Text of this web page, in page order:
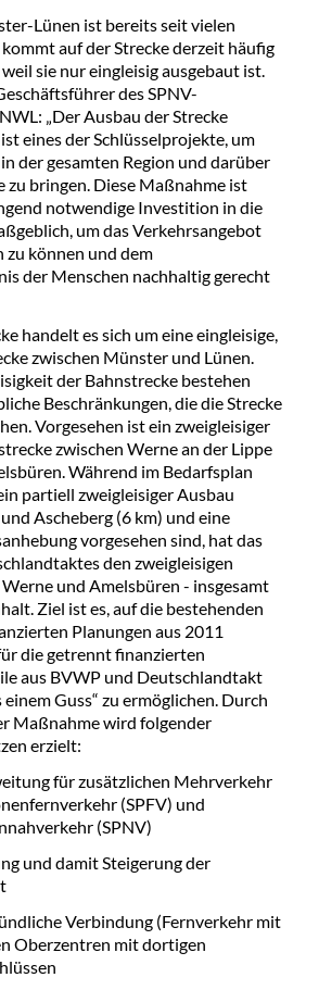
Lünen ist bereits seit vielen
kommt auf der Strecke derzeit häufig
sie nur eingleisig ausgebaut ist.
des SPNV-
„Der Ausbau der Strecke
eines der Schlüsselprojekte, um
der gesamten Region und darüber
zu bringen. Diese Maßnahme ist
notwendige Investition in die
um das Verkehrsangebot
können und dem
der Menschen nachhaltig gerecht
handelt es sich um eine eingleisige,
zwischen Münster und Lünen.
der Bahnstrecke bestehen
Beschränkungen, die die Strecke
Vorgesehen ist ein zweigleisiger
zwischen Werne an der Lippe
Während im Bedarfsplan
partiell zweigleisiger Ausbau
Ascheberg (6 km) und eine
vorgesehen sind, hat das
den zweigleisigen
und Amelsbüren - insgesamt
Ziel ist es, auf die bestehenden
Planungen aus 2011
die getrennt finanzierten
aus BVWP und Deutschlandtakt
einem Guss“ zu ermöglichen. Durch
Maßnahme wird folgender
erzielt:
für zusätzlichen Mehrverkehr
(SPFV) und
(SPNV)
und damit Steigerung der
Verbindung (Fernverkehr mit
Oberzentren mit dortigen